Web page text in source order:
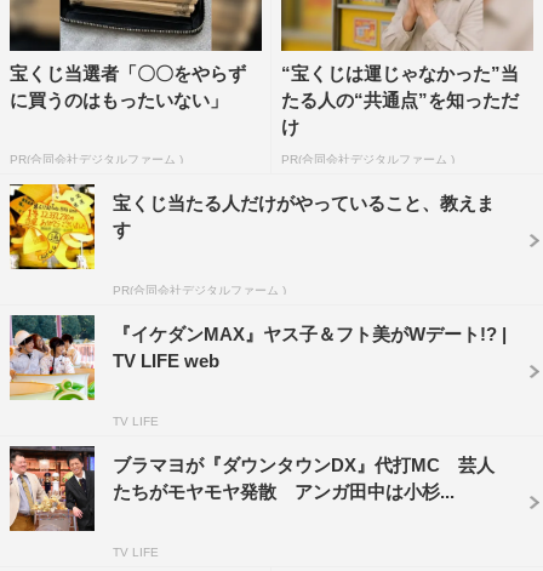
自身の自動車整備について問われると「なんとなくの点検
はしているが、細かいところは行き届いてないかも」と話
し、「イベントを通して日ごろからの点検整備の大切さを
知ることができ、これから車への愛着を持って点検してい
キャンペーンサイト：http://www.tenken-
seibi.com/tenken2021
この記事の写真
宝くじ当選者「〇〇をやらず
に買うのはもったいない」
PR(合同会社デジタルファーム )
“宝くじは運じゃなかった”当
たる人の“共通点”を知っただ
け
PR(合同会社デジタルファーム )
宝くじ当たる人だけがやっていること、教えま
す
PR(合同会社デジタルファーム )
『イケダンMAX』ヤス子＆フト美がWデート!? |
TV LIFE web
TV LIFE
ブラマヨが『ダウンタウンDX』代打MC 芸人
たちがモヤモヤ発散 アンガ田中は小杉...
TV LIFE